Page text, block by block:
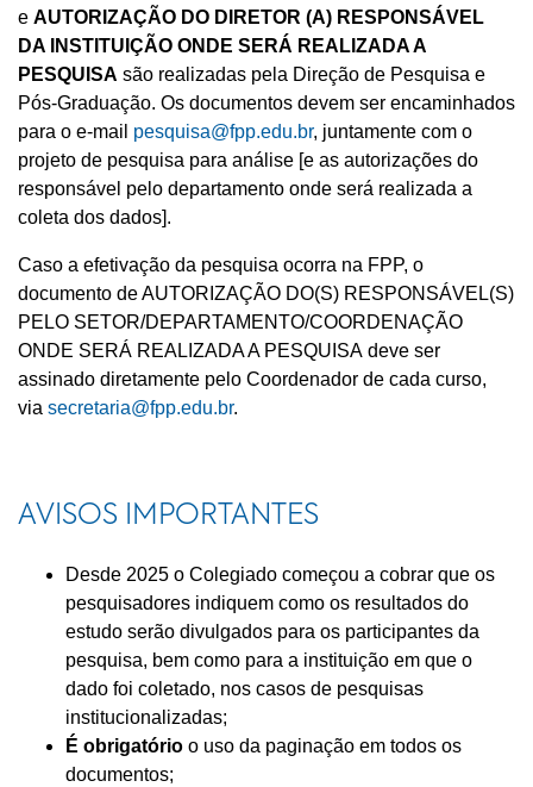
e AUTORIZAÇÃO DO DIRETOR (A) RESPONSÁVEL
DA INSTITUIÇÃO ONDE SERÁ REALIZADA A
PESQUISA são realizadas pela Direção de Pesquisa e
Pós-Graduação. Os documentos devem ser encaminhados
para o e-mail pesquisa@fpp.edu.br, juntamente com o
projeto de pesquisa para análise [e as autorizações do
responsável pelo departamento onde será realizada a
coleta dos dados].
Caso a efetivação da pesquisa ocorra na FPP, o
documento de AUTORIZAÇÃO DO(S) RESPONSÁVEL(S)
PELO SETOR/DEPARTAMENTO/COORDENAÇÃO
ONDE SERÁ REALIZADA A PESQUISA deve ser
assinado diretamente pelo Coordenador de cada curso,
via secretaria@fpp.edu.br.
AVISOS IMPORTANTES
Desde 2025 o Colegiado começou a cobrar que os
pesquisadores indiquem como os resultados do
estudo serão divulgados para os participantes da
pesquisa, bem como para a instituição em que o
dado foi coletado, nos casos de pesquisas
institucionalizadas;
É obrigatório o uso da paginação em todos os
documentos;